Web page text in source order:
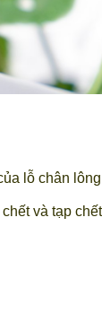
lỗ chân
và tạp